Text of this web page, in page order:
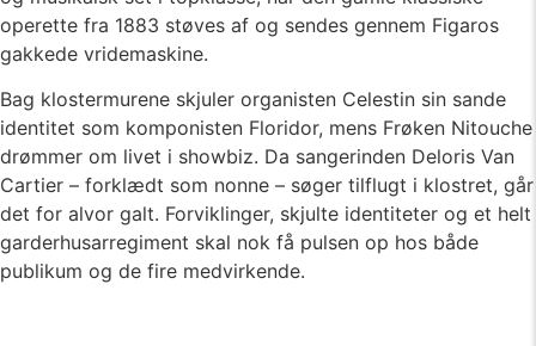
operette fra 1883 støves af og sendes gennem Figaros
gakkede vridemaskine.
Bag klostermurene skjuler organisten Celestin sin sande
identitet som komponisten Floridor, mens Frøken Nitouche
drømmer om livet i showbiz. Da sangerinden Deloris Van
Cartier – forklædt som nonne – søger tilflugt i klostret, går
det for alvor galt. Forviklinger, skjulte identiteter og et helt
garderhusarregiment skal nok få pulsen op hos både
publikum og de fire medvirkende.